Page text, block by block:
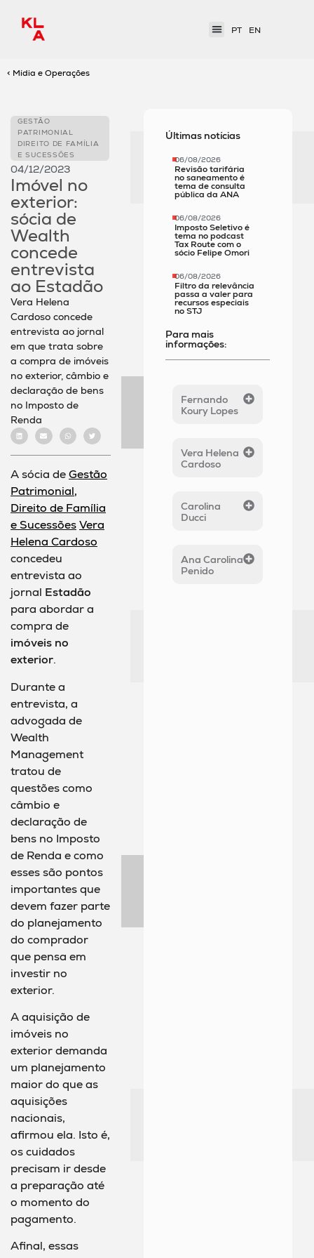
PT EN
< Mídia e Operações
GESTÃO
PATRIMONIAL
DIREITO DE FAMÍLIA
E SUCESSÕES
04/12/2023
Imóvel no
exterior:
sócia de
Wealth
concede
entrevista
ao Estadão
Vera Helena
Cardoso concede
entrevista ao jornal
em que trata sobre
a compra de imóveis
no exterior, câmbio e
declaração de bens
no Imposto de
Renda
A sócia deGestão
Patrimonial,
Direito de Família
e SucessõesVera
Helena Cardoso
concedeu
entrevista ao
jornal Estadão
para abordar a
compra de
imóveis no
exterior.
Durante a
entrevista, a
advogada de
Wealth
Management
tratou de
questões como
câmbio e
declaração de
bens no Imposto
de Renda e como
esses são pontos
importantes que
devem fazer parte
do planejamento
do comprador
que pensa em
investir no
exterior.
A aquisição de
imóveis no
exterior demanda
um planejamento
maior do que as
aquisições
nacionais,
afirmou ela. Isto é,
os cuidados
precisam ir desde
a preparação até
o momento do
pagamento.
Afinal, essas
Últimas notícias
06/08/2026
Revisão tarifária
no saneamento é
tema de consulta
pública da ANA
06/08/2026
Imposto Seletivo é
tema no podcast
Tax Route com o
sócio Felipe Omori
06/08/2026
Filtro da relevância
passa a valer para
recursos especiais
no STJ
Para mais
informações:
Fernando
Koury Lopes
Vera Helena
Cardoso
Carolina
Ducci
Ana Carolina
Penido